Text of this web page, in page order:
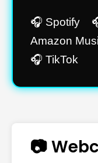
🎧 Spotify
Amazon
🎧 TikTok
📷